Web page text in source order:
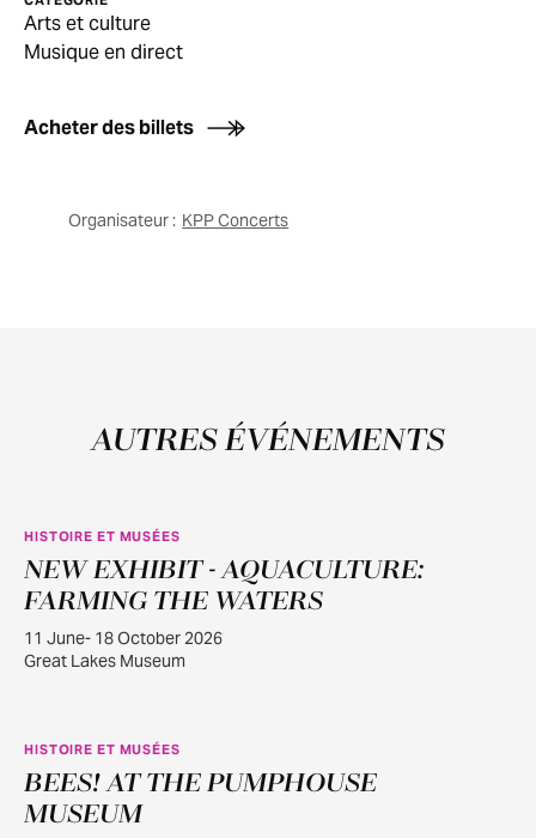
Arts et culture
Musique en direct
Acheter des billets
Organisateur : KPP Concerts
AUTRES ÉVÉNEMENTS
JUIN
11
HISTOIRE ET MUSÉES
NEW EXHIBIT - AQUACULTURE:
FARMING THE WATERS
11 June- 18 October 2026
Great Lakes Museum
JUIN
22
HISTOIRE ET MUSÉES
BEES! AT THE PUMPHOUSE
MUSEUM